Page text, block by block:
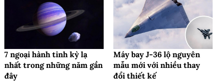
7 ngoại hành tinh kỳ lạ
nhất trong những năm gần
đây
Máy bay J-36 lộ nguyên
mẫu mới với nhiều thay
đổi thiết kế